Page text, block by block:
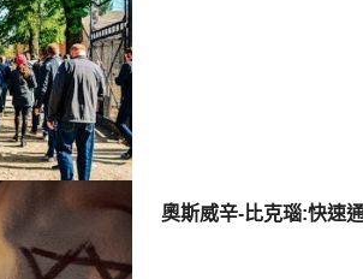
奧斯威辛-比克瑙:快速